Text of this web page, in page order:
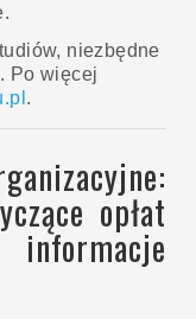
niezbędne
Po więcej
.
opłat